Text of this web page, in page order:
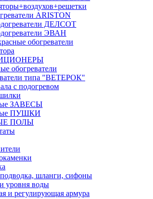
ARISTON
ДЕЛСОТ
ЭВАН
обогреватели
обогреватели
типа "ВЕТЕРОК"
с подогревом
ЗАВЕСЫ
ПУШКИ
ПОЛЫ
шланги, сифоны
уровня воды
и регулирующая армура